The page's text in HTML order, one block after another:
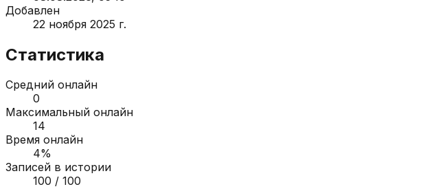
Добавлен
22 ноября 2025 г.
Статистика
Средний онлайн
0
Максимальный онлайн
14
Время онлайн
4%
Записей в истории
100 / 100